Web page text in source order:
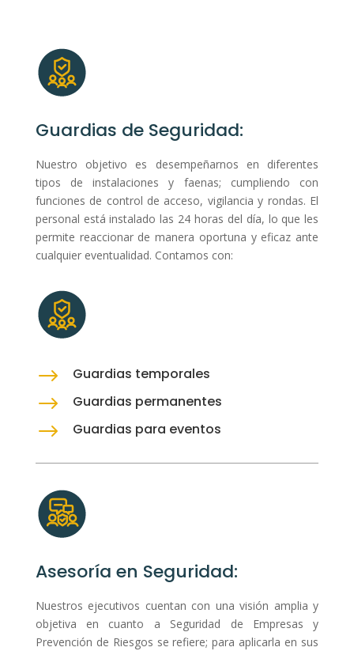
Guardias de Seguridad:
Nuestro objetivo es desempeñarnos en diferentes
tipos de instalaciones y faenas; cumpliendo con
funciones de control de acceso, vigilancia y rondas. El
personal está instalado las 24 horas del día, lo que les
permite reaccionar de manera oportuna y eficaz ante
cualquier eventualidad. Contamos con:
$ Guardias temporales
$ Guardias permanentes
$ Guardias para eventos
Asesoría en Seguridad:
Nuestros ejecutivos cuentan con una visión amplia y
objetiva en cuanto a Seguridad de Empresas y
Prevención de Riesgos se refiere; para aplicarla en sus